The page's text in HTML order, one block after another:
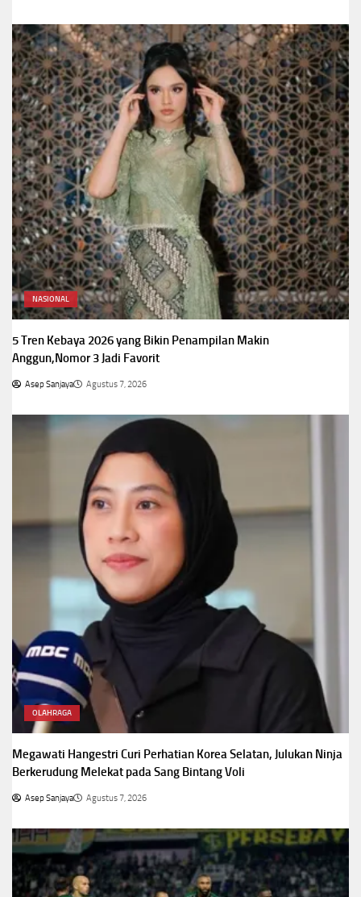
NASIONAL
5 Tren Kebaya 2026 yang Bikin Penampilan Makin
Anggun,Nomor 3 Jadi Favorit
Asep Sanjaya Agustus 7, 2026
OLAHRAGA
Megawati Hangestri Curi Perhatian Korea Selatan, Julukan Ninja
Berkerudung Melekat pada Sang Bintang Voli
Asep Sanjaya Agustus 7, 2026